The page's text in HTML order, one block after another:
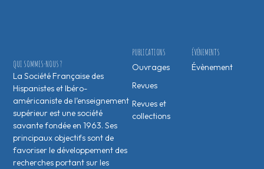
ÉVÉNEMENTS
Évènement
PUBLICATIONS
Ouvrages
Revues
Revues et
collections
QUI SOMMES-NOUS ?
La Société Française des
Hispanistes et Ibéro-
américaniste de l’enseignement
supérieur est une société
savante fondée en 1963. Ses
principaux objectifs sont de
favoriser le développement des
recherches portant sur les